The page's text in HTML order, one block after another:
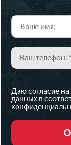
Даю согласие
данных в